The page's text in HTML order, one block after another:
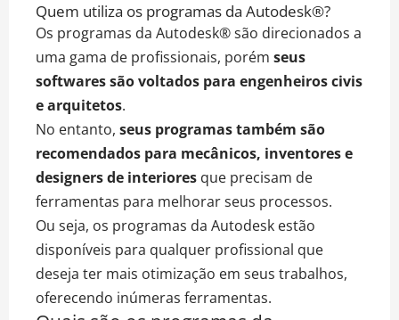
Quem utiliza os programas da Autodesk®?
Os programas da Autodesk® são direcionados a
uma gama de profissionais, porém seus
softwares são voltados para engenheiros civis
e arquitetos.
No entanto, seus programas também são
recomendados para mecânicos, inventores e
designers de interiores que precisam de
ferramentas para melhorar seus processos.
Ou seja, os programas da Autodesk estão
disponíveis para qualquer profissional que
deseja ter mais otimização em seus trabalhos,
oferecendo inúmeras ferramentas.